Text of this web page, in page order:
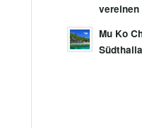
vereinen
Mu Ko